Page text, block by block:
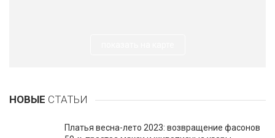
НОВЫЕ СТАТЬИ
Платья весна-лето 2023: возвращение фасонов